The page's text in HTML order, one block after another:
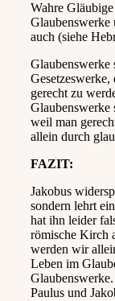
Wahre
Glaubenswerke
auch (siehe
Glaubenswerke
gerecht zu
Glaubenswerke
weil man
allein durch
FAZIT:
Jakobus
sondern lehrt
hat ihn leider
römische Kirch
werden wir
Leben im
Paulus und